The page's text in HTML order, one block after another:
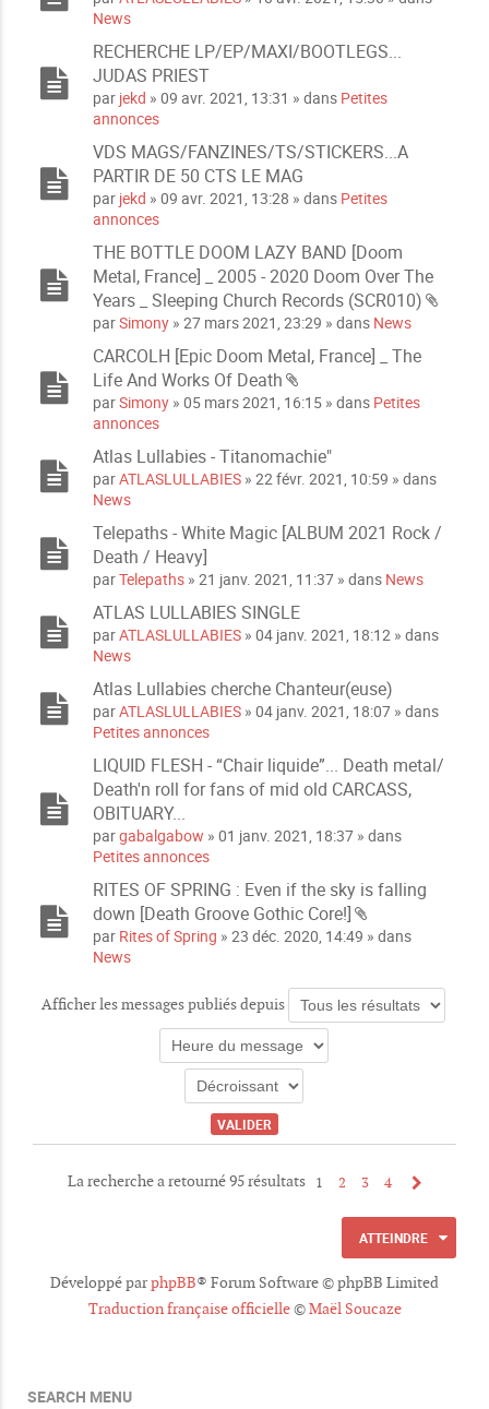
News
RECHERCHE LP/EP/MAXI/BOOTLEGS...
JUDAS PRIEST
par jekd » 09 avr. 2021, 13:31 » dans Petites
annonces
VDS MAGS/FANZINES/TS/STICKERS...A
PARTIR DE 50 CTS LE MAG
par jekd » 09 avr. 2021, 13:28 » dans Petites
annonces
THE BOTTLE DOOM LAZY BAND [Doom
Metal, France] _ 2005 - 2020 Doom Over The
Years _ Sleeping Church Records (SCR010)
i
t
e
parSimony » 27 mars 2021, 23:29 » dans News
CARCOLH [Epic Doom Metal, France] _ The
Life And Works Of Death
P
c
e
o
n
e
s
parSimony » 05 mars 2021, 16:15 » dans Petites
annonces
Atlas Lullabies - Titanomachie"
parATLASLULLABIES » 22 févr. 2021, 10:59 » dans
News
Telepaths - White Magic [ALBUM 2021 Rock /
Death / Heavy]
parTelepaths » 21 janv. 2021, 11:37 » dans News
ATLAS LULLABIES SINGLE
parATLASLULLABIES » 04 janv. 2021, 18:12 » dans
News
Atlas Lullabies cherche Chanteur(euse)
parATLASLULLABIES » 04 janv. 2021, 18:07 » dans
Petites annonces
LIQUID FLESH - “Chair liquide”... Death metal/
Death'n roll for fans of mid old CARCASS,
OBITUARY...
pargabalgabow » 01 janv. 2021, 18:37 » dans
Petites annonces
RITES OF SPRING : Even if the sky is falling
down [Death Groove Gothic Core!]
P
c
e
par Rites of Spring » 23 déc. 2020, 14:49 » dans
News
Afficher les messages publiés depuis
La recherche a retourné 95 résultats 1 2 3 4
ATTEINDRE
Développé parphpBB® Forum Software © phpBB Limited
Traduction française officielle©Maël Soucaze
SEARCH MENU